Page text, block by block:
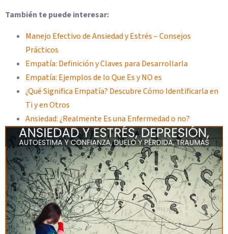
También te puede interesar:
Manejo Efectivo de Ansiedad y Estrés – Consejos
Prácticos
Empatía: Definición y Claves para Desarrollarla
Empatía: Ejemplos de lo Que Es y NO es
¿Qué Significa Empatía? Descubre Cómo Identificarla en
Ti y en Otros
Ansiedad: ¿Realmente Es una Enfermedad o no?